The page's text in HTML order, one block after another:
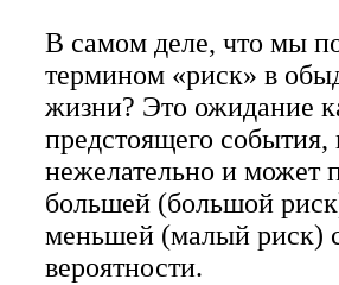
В самом деле, что мы
термином «риск» в
жизни? Это ожидание
предстоящего события,
нежелательно и может
большей (большой
меньшей (малый риск)
вероятности.